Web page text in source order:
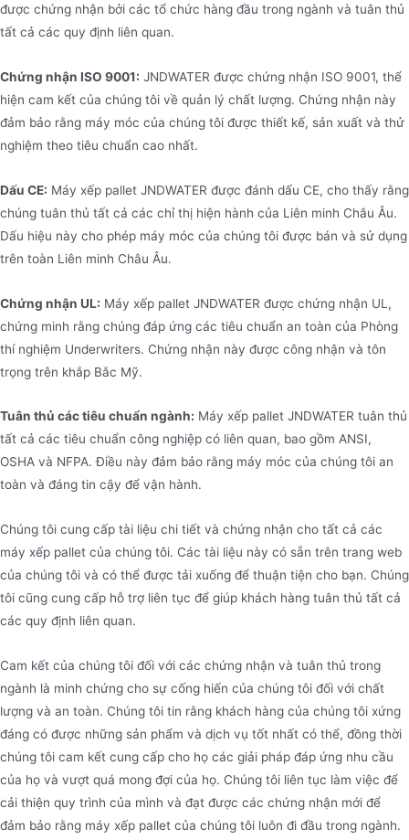
được chứng nhận bởi các tổ chức hàng đầu trong ngành và tuân thủ
tất cả các quy định liên quan.
Chứng nhận ISO 9001: JNDWATER được chứng nhận ISO 9001, thể
hiện cam kết của chúng tôi về quản lý chất lượng. Chứng nhận này
đảm bảo rằng máy móc của chúng tôi được thiết kế, sản xuất và thử
nghiệm theo tiêu chuẩn cao nhất.
Dấu CE: Máy xếp pallet JNDWATER được đánh dấu CE, cho thấy rằng
chúng tuân thủ tất cả các chỉ thị hiện hành của Liên minh Châu Âu.
Dấu hiệu này cho phép máy móc của chúng tôi được bán và sử dụng
trên toàn Liên minh Châu Âu.
Chứng nhận UL: Máy xếp pallet JNDWATER được chứng nhận UL,
chứng minh rằng chúng đáp ứng các tiêu chuẩn an toàn của Phòng
thí nghiệm Underwriters. Chứng nhận này được công nhận và tôn
trọng trên khắp Bắc Mỹ.
Tuân thủ các tiêu chuẩn ngành: Máy xếp pallet JNDWATER tuân thủ
tất cả các tiêu chuẩn công nghiệp có liên quan, bao gồm ANSI,
OSHA và NFPA. Điều này đảm bảo rằng máy móc của chúng tôi an
toàn và đáng tin cậy để vận hành.
Chúng tôi cung cấp tài liệu chi tiết và chứng nhận cho tất cả các
máy xếp pallet của chúng tôi. Các tài liệu này có sẵn trên trang web
của chúng tôi và có thể được tải xuống để thuận tiện cho bạn. Chúng
tôi cũng cung cấp hỗ trợ liên tục để giúp khách hàng tuân thủ tất cả
các quy định liên quan.
Cam kết của chúng tôi đối với các chứng nhận và tuân thủ trong
ngành là minh chứng cho sự cống hiến của chúng tôi đối với chất
lượng và an toàn. Chúng tôi tin rằng khách hàng của chúng tôi xứng
đáng có được những sản phẩm và dịch vụ tốt nhất có thể, đồng thời
chúng tôi cam kết cung cấp cho họ các giải pháp đáp ứng nhu cầu
của họ và vượt quá mong đợi của họ. Chúng tôi liên tục làm việc để
cải thiện quy trình của mình và đạt được các chứng nhận mới để
đảm bảo rằng máy xếp pallet của chúng tôi luôn đi đầu trong ngành.